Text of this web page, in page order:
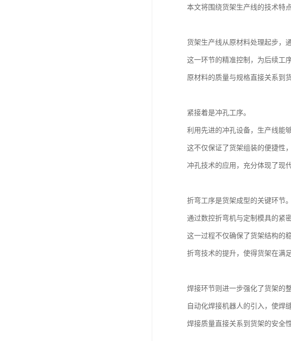
本文将围绕货架生产线的技术特
货架生产线从原材料处理起步，
这一环节的精准控制，为后续工
原材料的质量与规格直接关系到
紧接着是冲孔工序。
利用先进的冲孔设备，生产线能
这不仅保证了货架组装的便捷性
冲孔技术的应用，充分体现了现
折弯工序是货架成型的关键环节。
通过数控折弯机与定制模具的紧
这一过程不仅确保了货架结构的
折弯技术的提升，使得货架在满
焊接环节则进一步强化了货架的
自动化焊接机器人的引入，使焊
焊接质量直接关系到货架的安全